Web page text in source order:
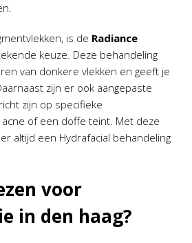
is de Radiance
keuze. Deze behandeling
van donkere vlekken en geeft je
zijn er ook aangepaste
zijn op specifieke
of een doffe teint. Met deze
altijd een Hydrafacial behandeling
voor
in den haag?